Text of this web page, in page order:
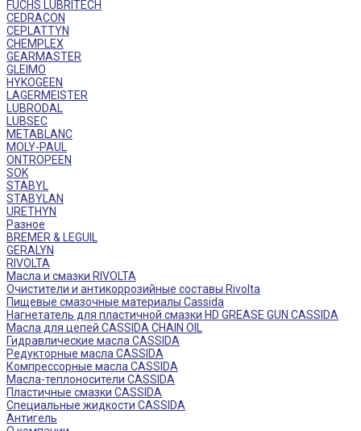
FUCHS LUBRITECH
CEDRACON
CEPLATTYN
CHEMPLEX
GEARMASTER
GLEIMO
HYKOGEEN
LAGERMEISTER
LUBRODAL
LUBSEC
METABLANC
MOLY-PAUL
ONTROPEEN
SOK
STABYL
STABYLAN
URETHYN
Разное
BREMER & LEGUIL
GERALYN
RIVOLTA
Масла и смазки RIVOLTA
Очистители и антикоррозийные составы Rivolta
Пищевые смазочные материалы Cassida
Нагнетатель для пластичной смазки HD GREASE GUN CASSIDA
Масла для цепей CASSIDA CHAIN OIL
Гидравлические масла CASSIDA
Редукторные масла CASSIDA
Компрессорные масла CASSIDA
Масла-теплоносители CASSIDA
Пластичные смазки CASSIDA
Специальные жидкости CASSIDA
Антигель